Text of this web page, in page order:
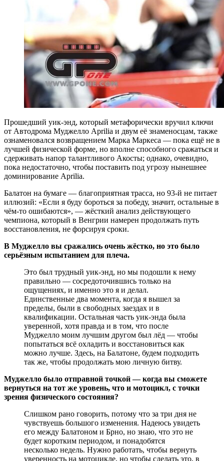
Прошедший уик-энд, который метафорически вручил ключи
от Автодрома Муджелло Aprilia и двум её знаменосцам, также
ознаменовался возвращением Марка Маркеса — пока ещё не в
лучшей физической форме, но вполне способного сражаться и
сдерживать напор талантливого Акосты; однако, очевидно,
пока недостаточно, чтобы поставить под угрозу нынешнее
доминирование Aprilia.
Балатон на бумаге — благоприятная трасса, но 93-й не питает
иллюзий: «Если я буду бороться за победу, значит, остальные в
чём-то ошибаются», — жёсткий анализ действующего
чемпиона, который в Венгрии намерен продолжать путь
восстановления, не форсируя сроки.
В Муджелло вы сражались очень жёстко, но это было
серьёзным испытанием для плеча.
Это был трудный уик-энд, но мы подошли к нему
правильно — сосредоточившись только на
ощущениях, и именно это я и делал.
Единственные два момента, когда я вышел за
пределы, были в свободных заездах и в
квалификации. Остальная часть уик-энда была
уверенной, хотя правда и в том, что после
Муджелло моим лучшим другом был лёд — чтобы
попытаться всё охладить и восстановиться как
можно лучше. Здесь, на Балатоне, будем подходить
так же, чтобы продолжать мою личную битву.
Муджелло было отправной точкой — когда вы сможете
вернуться на тот же уровень, что и мотоцикл, с точки
зрения физического состояния?
Слишком рано говорить, потому что за три дня не
чувствуешь большого изменения. Надеюсь увидеть
его между Балатоном и Брно, но знаю, что это не
будет коротким периодом, и понадобятся
несколько недель. Нужно работать, чтобы вернуть
уверенность на мотоцикле, но чтобы сделать это, в